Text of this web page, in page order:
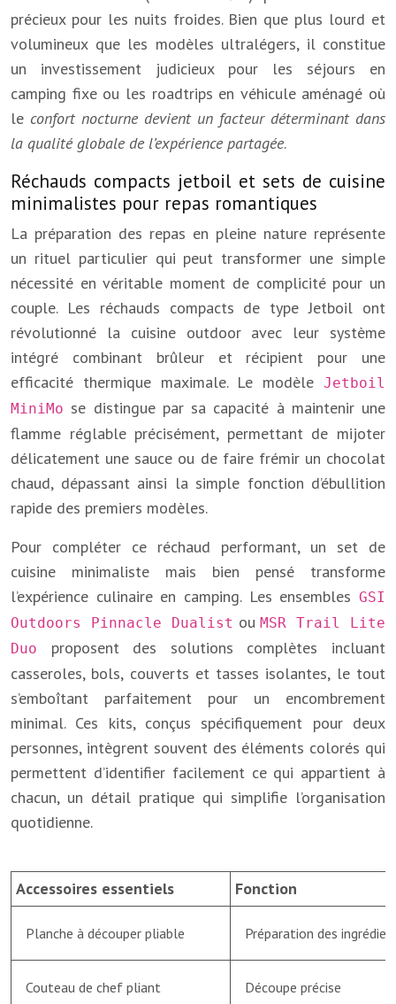
précieux pour les nuits froides. Bien que plus lourd et
volumineux que les modèles ultralégers, il constitue
un investissement judicieux pour les séjours en
camping fixe ou les roadtrips en véhicule aménagé où
le confort nocturne devient un facteur déterminant dans
la qualité globale de l’expérience partagée.
Réchauds compacts jetboil et sets de cuisine
minimalistes pour repas romantiques
La préparation des repas en pleine nature représente
un rituel particulier qui peut transformer une simple
nécessité en véritable moment de complicité pour un
couple. Les réchauds compacts de type Jetboil ont
révolutionné la cuisine outdoor avec leur système
intégré combinant brûleur et récipient pour une
efficacité thermique maximale. Le modèle Jetboil
MiniMo se distingue par sa capacité à maintenir une
flamme réglable précisément, permettant de mijoter
délicatement une sauce ou de faire frémir un chocolat
chaud, dépassant ainsi la simple fonction d’ébullition
rapide des premiers modèles.
Pour compléter ce réchaud performant, un set de
cuisine minimaliste mais bien pensé transforme
l’expérience culinaire en camping. Les ensembles GSI
Outdoors Pinnacle Dualist ouMSR Trail Lite
Duo
proposent des solutions complètes incluant
casseroles, bols, couverts et tasses isolantes, le tout
s’emboîtant parfaitement pour un encombrement
minimal. Ces kits, conçus spécifiquement pour deux
personnes, intègrent souvent des éléments colorés qui
permettent d’identifier facilement ce qui appartient à
chacun, un détail pratique qui simplifie l’organisation
quotidienne.
Accessoires essentiels Fonction
Planche à découper pliable Préparation des
Couteau de chef pliant Découpe précise